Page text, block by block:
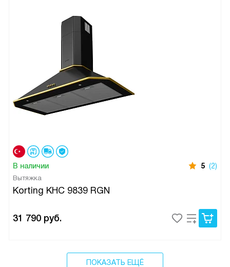
В наличии 5 (2)
Вытяжка
Korting KHC 9839 RGN
31 790 руб.
ПОКАЗАТЬ ЕЩЁ